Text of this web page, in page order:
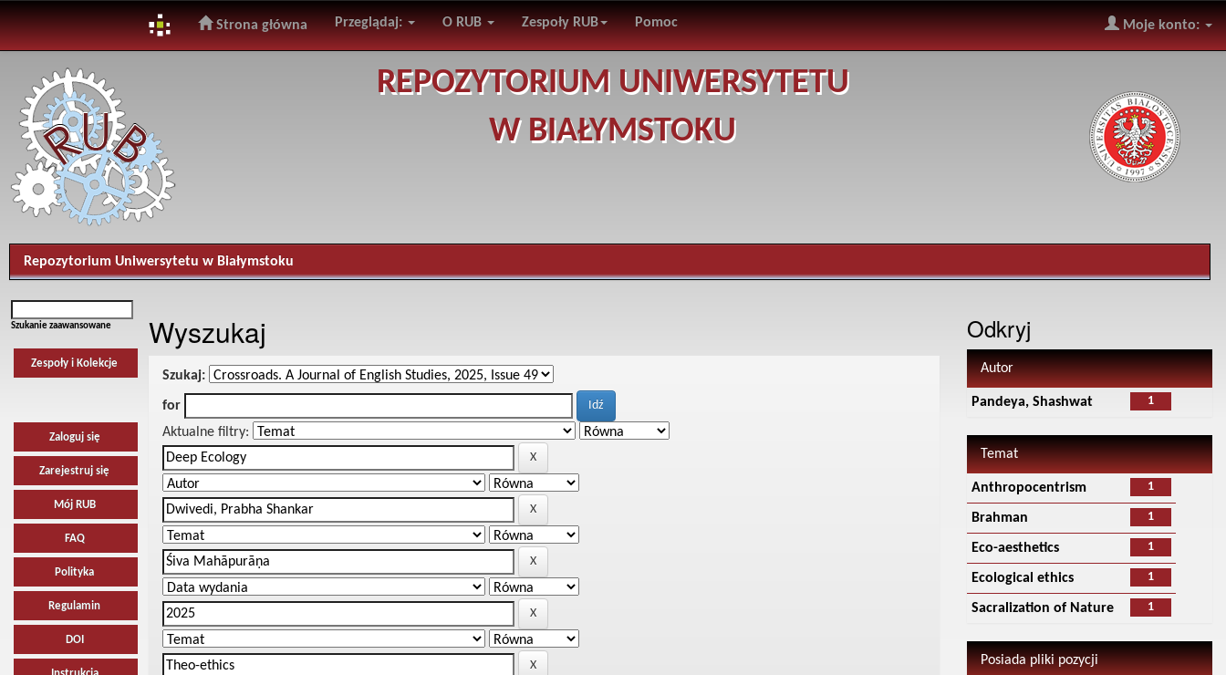
navigation
Strona główna Przeglądaj: O RUB Zespoły RUB Pomoc Moje konto:
REPOZYTORIUM UNIWERSYTETU
W BIAŁYMSTOKU
Repozytorium Uniwersytetu w Białymstoku
Szukanie zaawansowane
Zespoły i Kolekcje
Zaloguj się
Zarejestruj się
Mój RUB
FAQ
Polityka
Regulamin
DOI
Wyszukaj
Szukaj:
for
Aktualne filtry:
Odkryj
Autor
1
Pandeya, Shashwat
Temat
1
Anthropocentrism
1
Brahman
1
Eco-aesthetics
1
Ecological ethics
1
Sacralization of Nature
Posiada pliki pozycji